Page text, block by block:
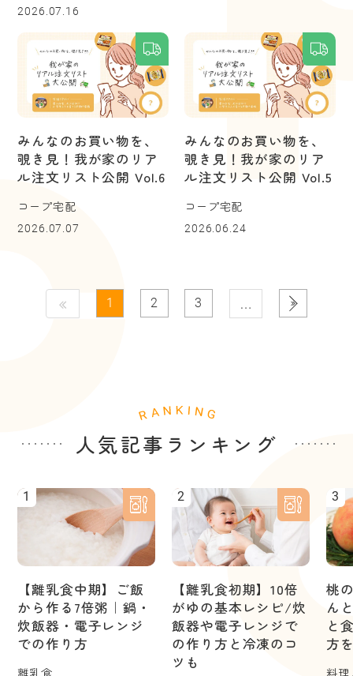
2026.07.16
みんなのお買い物を、
覗き見！我が家のリア
ル注文リスト公開 Vol.6
コープ宅配
2026.07.07
みんなのお買い物を、
覗き見！我が家のリア
ル注文リスト公開 Vol.5
コープ宅配
2026.06.24
1 2 3 …
人気記事ランキング
1
【離乳食中期】ご飯
から作る7倍粥｜鍋・
炊飯器・電子レンジ
での作り方
離乳食
2
【離乳食初期】10倍
がゆの基本レシピ/炊
飯器や電子レンジで
の作り方と冷凍のコ
ツも
3
桃
ん
と
方
料